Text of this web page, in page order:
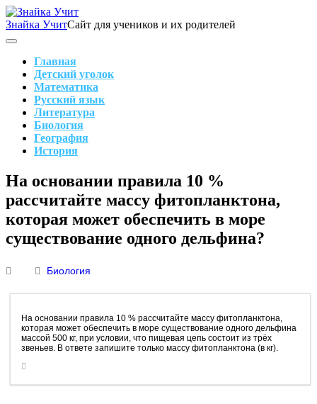
Skip
to
content
Знайка УчитСайт для учеников и их родителей
Search
Main
Navigation
Главная
Детский уголок
Математика
Русский язык
Литература
Биология
География
История
Search
На основании правила 10 %
рассчитайте массу фитопланктона,
которая может обеспечить в море
существование одного дельфина?
Биология
На основании правила 10 % рассчитайте массу фитопланктона,
которая может обеспечить в море существование одного дельфина
массой 500 кг, при условии, что пищевая цепь состоит из трёх
звеньев. В ответе запишите только массу фитопланктона (в кг).